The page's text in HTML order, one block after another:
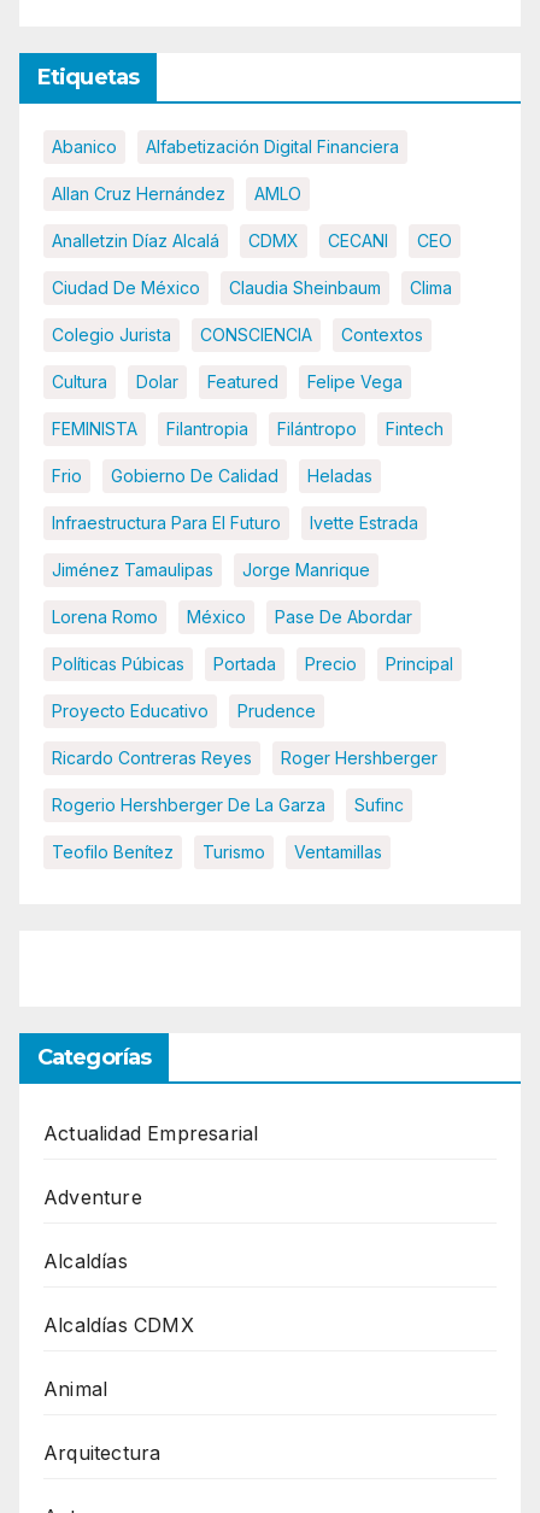
Etiquetas
Abanico Alfabetización Digital Financiera
Allan Cruz Hernández AMLO
Analletzin Díaz Alcalá CDMX CECANI CEO
Ciudad De México Claudia Sheinbaum Clima
Colegio Jurista CONSCIENCIA Contextos
Cultura Dolar Featured Felipe Vega
FEMINISTA Filantropia Filántropo Fintech
Frio Gobierno De Calidad Heladas
Infraestructura Para El Futuro Ivette Estrada
Jiménez Tamaulipas Jorge Manrique
Lorena Romo México Pase De Abordar
Políticas Púbicas Portada Precio Principal
Proyecto Educativo Prudence
Ricardo Contreras Reyes Roger Hershberger
Rogerio Hershberger De La Garza Sufinc
Teofilo Benítez Turismo Ventamillas
Categorías
Actualidad Empresarial
Adventure
Alcaldías
Alcaldías CDMX
Animal
Arquitectura